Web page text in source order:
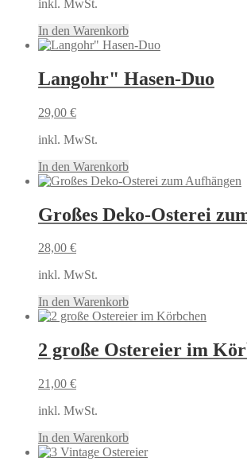
inkl. MwSt.
In den Warenkorb
Langohr" Hasen-Duo
29,00 €
inkl. MwSt.
In den Warenkorb
Großes Deko-Osterei
28,00 €
inkl. MwSt.
In den Warenkorb
2 große Ostereier im
21,00 €
inkl. MwSt.
In den Warenkorb